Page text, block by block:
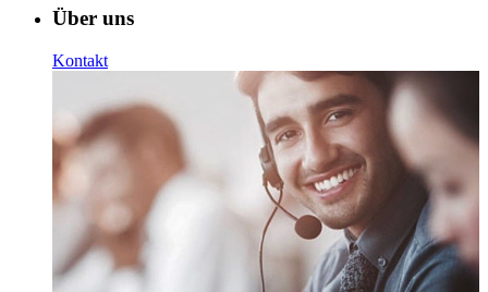
Über uns
Kontakt